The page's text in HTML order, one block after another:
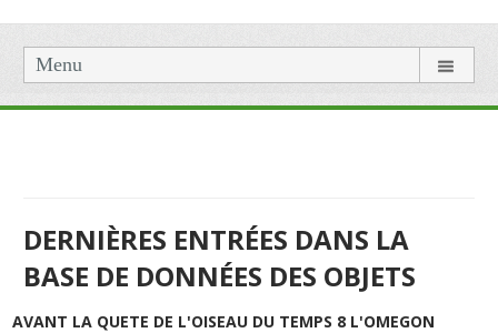
Menu
DERNIÈRES ENTRÉES DANS LA
BASE DE DONNÉES DES OBJETS
AVANT LA QUETE DE L'OISEAU DU TEMPS 8 L'OMEGON